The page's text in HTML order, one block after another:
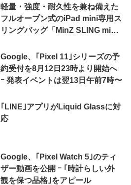
軽量・強度・耐久性を兼ね備えた
フルオープン式のiPad mini専用ス
リングバッグ「MinZ SLING mini
Google、｢Pixel 11｣シリーズの予
約受付を8月12日23時より開始へ
ｰ 発表イベントは翌13日午前7時〜
｢LINE｣アプリがLiquid Glassに対
応
Google、｢Pixel Watch 5｣のティ
ザー動画を公開 ｰ ｢時計らしい外
観を保つ品格｣をアピール